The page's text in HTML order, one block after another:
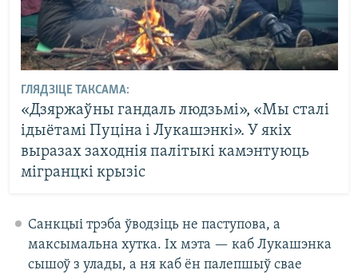
ГЛЯДЗІЦЕ ТАКСАМА:
«Дзяржаўны гандаль людзьмі», «Мы сталі
ідыётамі Пуціна і Лукашэнкі». У якіх
выразах заходнія палітыкі камэнтуюць
мігранцкі крызіс
Санкцыі трэба ўводзіць не паступова, а
максымальна хутка. Іх мэта — каб Лукашэнка
сышоў з улады, а ня каб ён палепшыў свае